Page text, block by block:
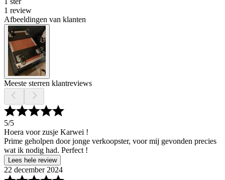
1 review
Afbeeldingen van klanten
Meeste sterren klantreviews
5/5
Hoera voor zusje Karwei !
Prime geholpen door jonge verkoopster, voor mij gevonden precies
wat ik nodig had. Perfect !
Lees hele review
22 december 2024